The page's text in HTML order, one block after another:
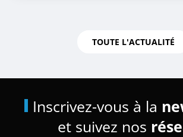
TOUTE L'ACTUALITÉ
Inscrivez-vous à la
et suivez nos